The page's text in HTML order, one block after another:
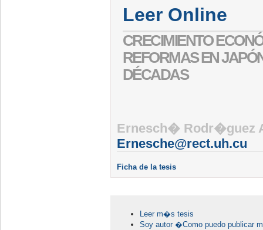
Leer Online
CRECIMIENTO
REFORMAS EN
DÉCADAS
Ernesch� Rodr�guez
Ernesche@rect.uh.cu
Ficha de la tesis
Leer m�s tesis
Soy autor �Como puedo publicar